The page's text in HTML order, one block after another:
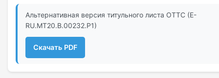
Альтернативная версия титульного листа ОТТС (E-
RU.МТ20.В.00232.Р1)
Скачать PDF